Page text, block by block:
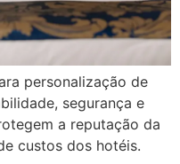
personalização de
segurança e
a reputação da
custos dos hotéis.